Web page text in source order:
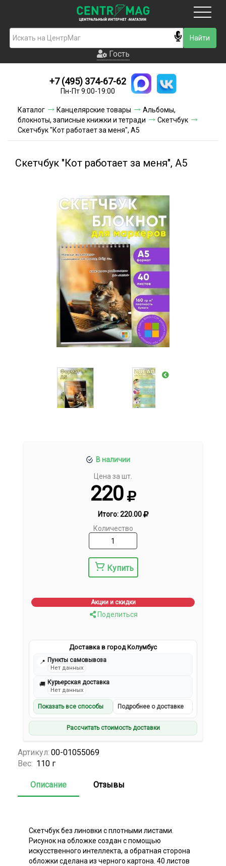
Гость
Новинки
Условия доставки
Условия оплаты
Гость
+7 (495) 374-67-62
Пн-Пт 9:00-19:00
Каталог Канцелярские товары
Альбомы,
блокноты, записные книжки и тетради
Скетчбук
Скетчбук "Кот работает за меня", А5
Скетчбук "Кот работает за меня", А5
В наличии
Цена за шт.
220
Итого:220.00
Количество
Купить
Акции и скидки
Поделиться
Доставка в город Колумбус
📍 Пункты самовывоза
Нет данных
🚚 Курьерская доставка
Нет данных
Показать все способы Подробнее о доставке
Рассчитать стоимость доставки
Артикул: 00-01055069
Вес: 110 г
Описание Отзывы
Скетчбук без линовки с плотными листами.
Рисунок на обложке создан с помощью
искусственного интеллекта, а обратная сторона
обложки сделана из черного картона. 40 листов